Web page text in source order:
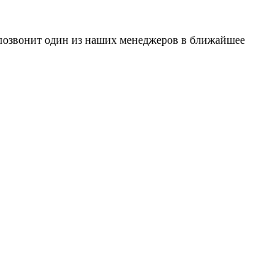
один из наших менеджеров в ближайшее